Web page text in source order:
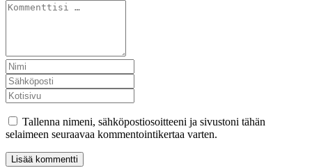
Tallenna nimeni, sähköpostiosoitteeni ja sivustoni tähän
selaimeen seuraavaa kommentointikertaa varten.